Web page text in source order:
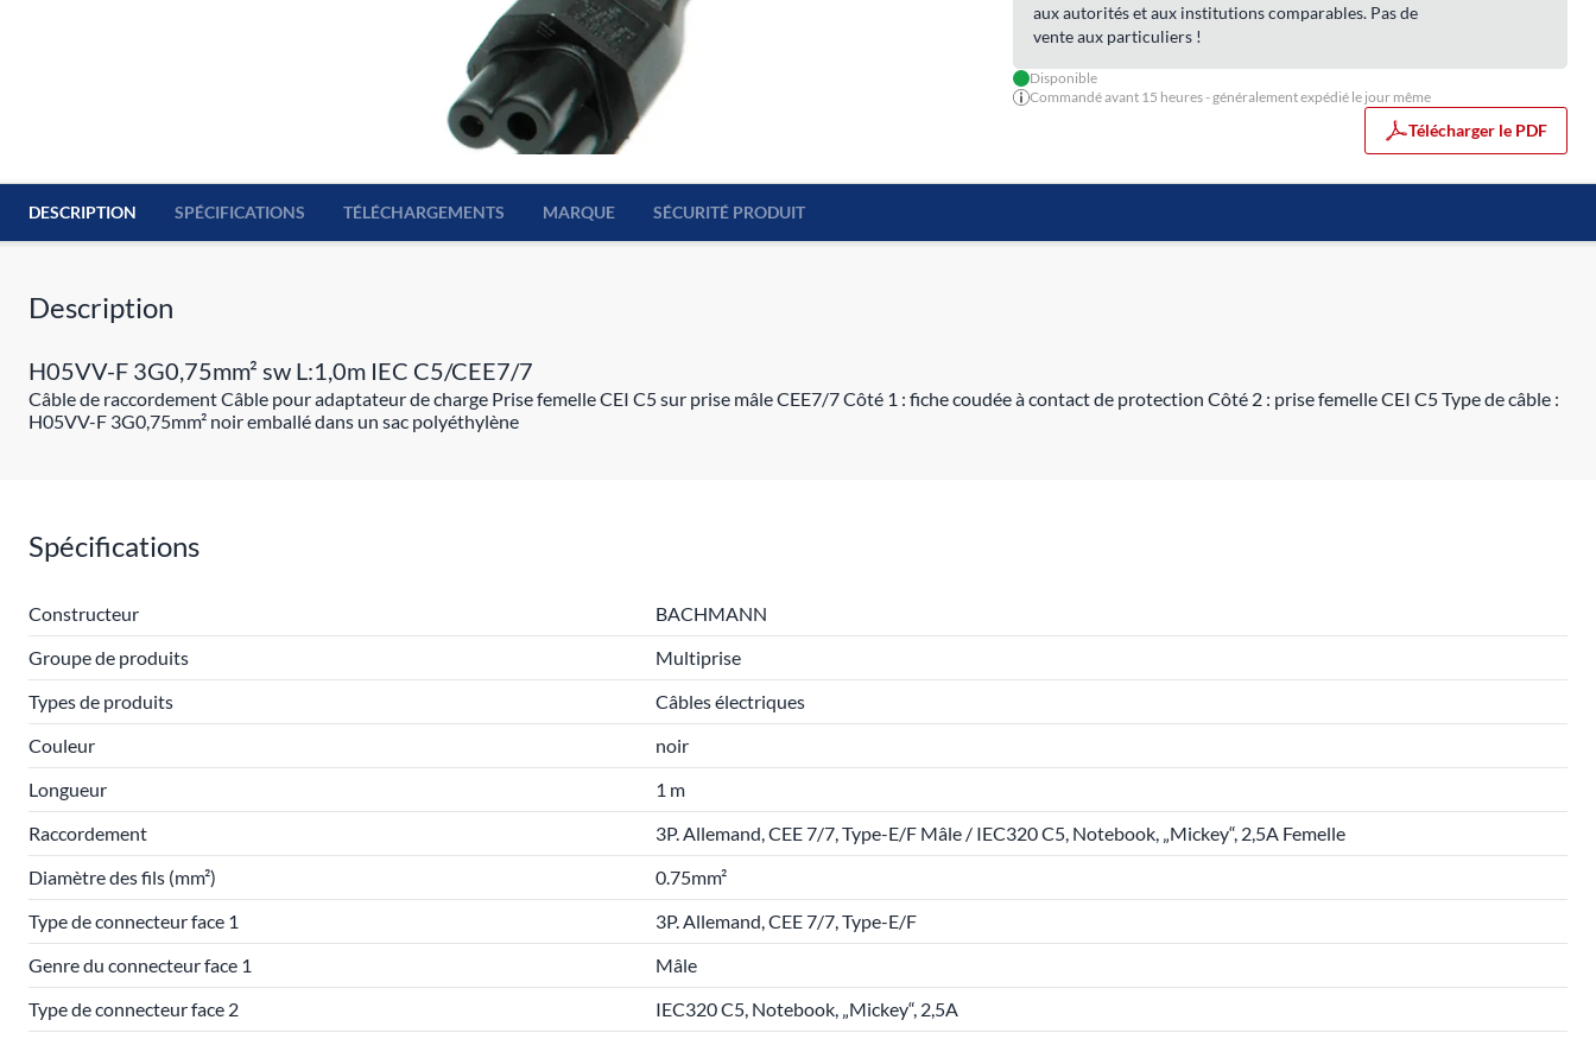
aux autorités et aux institutions comparables. Pas de
vente aux particuliers !
Disponible
Commandé avant 15 heures - généralement expédié le jour même
Télécharger le PDF
DESCRIPTION SPÉCIFICATIONS TÉLÉCHARGEMENTS MARQUE SÉCURITÉ PRODUIT
Description
H05VV-F 3G0,75mm² sw L:1,0m IEC C5/CEE7/7
Câble de raccordement Câble pour adaptateur de charge Prise femelle CEI C5 sur prise mâle CEE7/7 Côté 1 : fiche coudée à contact de protection Côté 2 : prise femelle CEI C5 Type de câble :
H05VV-F 3G0,75mm² noir emballé dans un sac polyéthylène
Spécifications
Constructeur
BACHMANN
Groupe de produits
Multiprise
Types de produits
Câbles électriques
Couleur
noir
Longueur
1 m
Raccordement
3P. Allemand, CEE 7/7, Type-E/F Mâle / IEC320 C5, Notebook, „Mickey“, 2,5A Femelle
Diamètre des fils (mm²)
0.75mm²
Type de connecteur face 1
3P. Allemand, CEE 7/7, Type-E/F
Genre du connecteur face 1
Mâle
Type de connecteur face 2
IEC320 C5, Notebook, „Mickey“, 2,5A